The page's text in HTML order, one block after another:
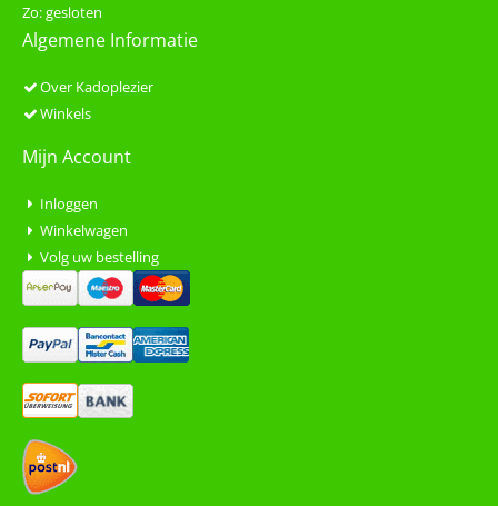
Zo: gesloten
Algemene Informatie
Over Kadoplezier
Winkels
Mijn Account
Inloggen
Winkelwagen
Volg uw bestelling